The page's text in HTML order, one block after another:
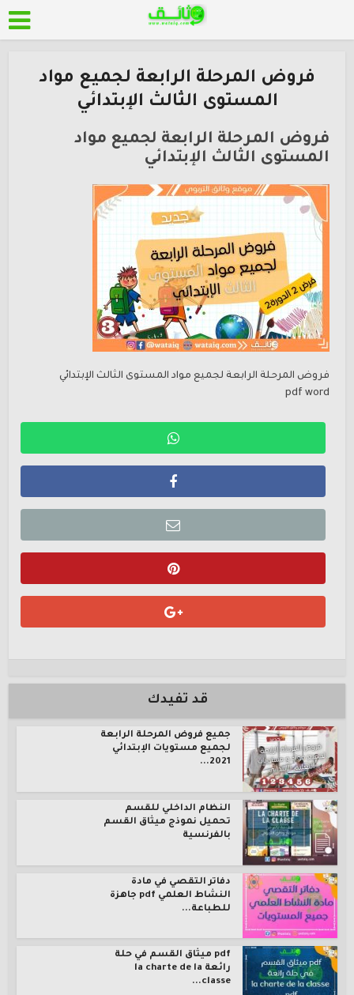
فروض المرحلة الرابعة لجميع مواد
المستوى الثالث الإبتدائي
فروض المرحلة الرابعة لجميع مواد
المستوى الثالث الإبتدائي
فروض المرحلة الرابعة لجميع مواد المستوى الثالث الإبتدائي
pdf word
قد تفيدك
جميع فروض المرحلة الرابعة
لجميع مستويات الإبتدائي
2021...
النظام الداخلي للقسم
تحميل نموذج ميثاق القسم
بالفرنسية
دفاتر التقصي في مادة
النشاط العلمي pdf جاهزة
للطباعة...
pdf ميثاق القسم في حلة
رائعة la charte de la
classe...